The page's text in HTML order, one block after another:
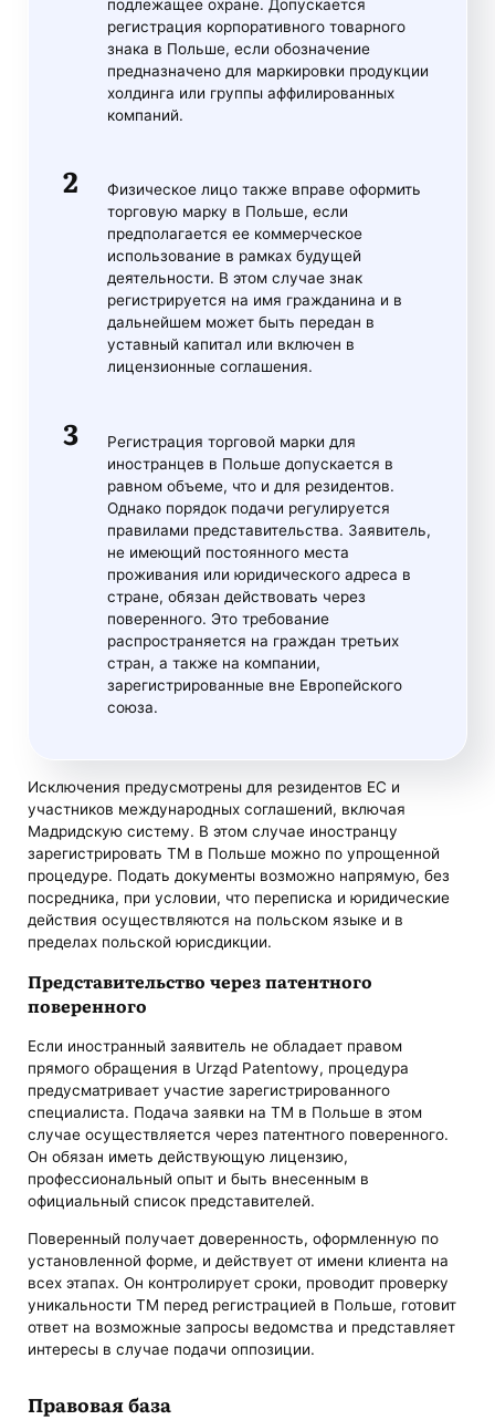
подлежащее охране. Допускается
регистрация корпоративного товарного
знака в Польше, если обозначение
предназначено для маркировки продукции
холдинга или группы аффилированных
компаний.
Физическое лицо также вправе оформить
торговую марку в Польше, если
предполагается ее коммерческое
использование в рамках будущей
деятельности. В этом случае знак
регистрируется на имя гражданина и в
дальнейшем может быть передан в
уставный капитал или включен в
лицензионные соглашения.
Регистрация торговой марки для
иностранцев в Польше допускается в
равном объеме, что и для резидентов.
Однако порядок подачи регулируется
правилами представительства. Заявитель,
не имеющий постоянного места
проживания или юридического адреса в
стране, обязан действовать через
поверенного. Это требование
распространяется на граждан третьих
стран, а также на компании,
зарегистрированные вне Европейского
союза.
Исключения предусмотрены для резидентов ЕС и
участников международных соглашений, включая
Мадридскую систему. В этом случае иностранцу
зарегистрировать ТМ в Польше можно по упрощенной
процедуре. Подать документы возможно напрямую, без
посредника, при условии, что переписка и юридические
действия осуществляются на польском языке и в
пределах польской юрисдикции.
Представительство через патентного
поверенного
Если иностранный заявитель не обладает правом
прямого обращения в Urząd Patentowy, процедура
предусматривает участие зарегистрированного
специалиста. Подача заявки на ТМ в Польше в этом
случае осуществляется через патентного поверенного.
Он обязан иметь действующую лицензию,
профессиональный опыт и быть внесенным в
официальный список представителей.
Поверенный получает доверенность, оформленную по
установленной форме, и действует от имени клиента на
всех этапах. Он контролирует сроки, проводит проверку
уникальности ТМ перед регистрацией в Польше, готовит
ответ на возможные запросы ведомства и представляет
интересы в случае подачи оппозиции.
Правовая база